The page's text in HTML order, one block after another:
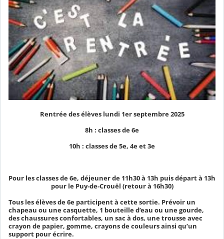
Rentrée des élèves lundi 1er septembre 2025
8h : classes de 6e
10h : classes de 5e, 4e et 3e
Pour les classes de 6e, déjeuner de 11h30 à 13h puis départ à 13h
pour le Puy-de-Crouël (retour à 16h30)
Tous les élèves de 6e participent à cette sortie. Prévoir un
chapeau ou une casquette, 1 bouteille d’eau ou une gourde,
des chaussures confortables, un sac à dos, une trousse avec
crayon de papier, gomme, crayons de couleurs ainsi qu’un
support pour écrire.